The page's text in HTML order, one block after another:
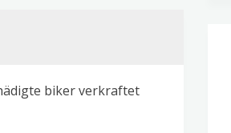
biker verkraftet